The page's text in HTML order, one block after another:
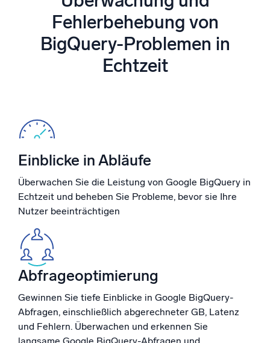
Unterstützt durch KI/ML
Proprietäre Algorithmen, maschinelles Lernen und generative KI
Intelligente Sicherheitsoperationen
Protokolle für Sicherheit
Cloud-Sicherheit durch umfassende Protokolleinsicht
Intelligente Cloud-Abläufe
Protokollanalyse
Leistungsstarke Integrationen
Zertifizierungen
Fehlerbehebung von
BigQuery-Problemen in
Echtzeit
Einblicke in Abläufe
Überwachen Sie die Leistung von Google BigQuery in
Echtzeit und beheben Sie Probleme, bevor sie Ihre
Nutzer beeinträchtigen
Abfrageoptimierung
Gewinnen Sie tiefe Einblicke in Google BigQuery-
Abfragen, einschließlich abgerechneter GB, Latenz
und Fehlern. Überwachen und erkennen Sie